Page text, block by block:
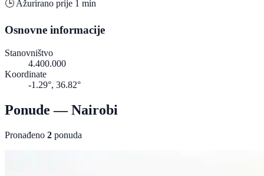
🕒 Ažurirano prije 1 min
Osnovne informacije
Stanovništvo
4.400.000
Koordinate
-1.29°, 36.82°
Ponude — Nairobi
Pronađeno 2 ponuda